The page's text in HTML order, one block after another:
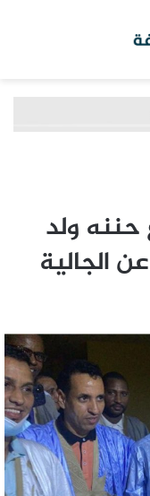
حننه ولد
الجالية